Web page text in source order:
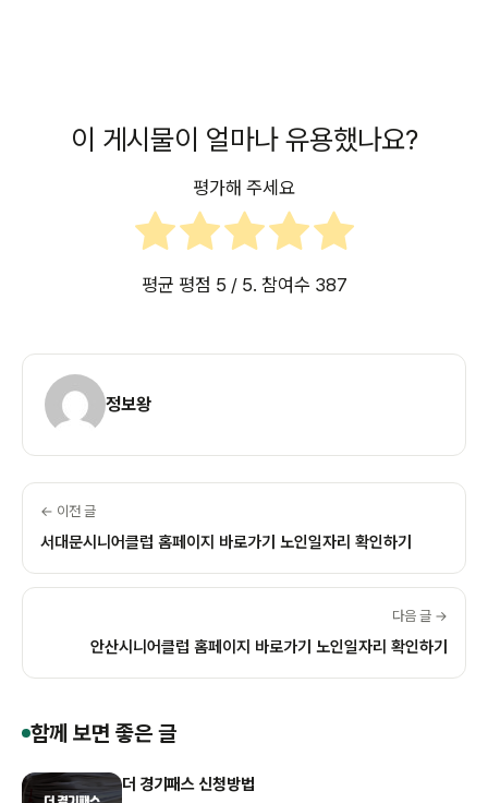
이 게시물이 얼마나 유용했나요?
평가해 주세요
평균 평점 5 / 5. 참여수 387
정보왕
← 이전 글
서대문시니어클럽 홈페이지 바로가기 노인일자리 확인하기
다음 글 →
안산시니어클럽 홈페이지 바로가기 노인일자리 확인하기
함께 보면 좋은 글
더 경기패스 신청방법